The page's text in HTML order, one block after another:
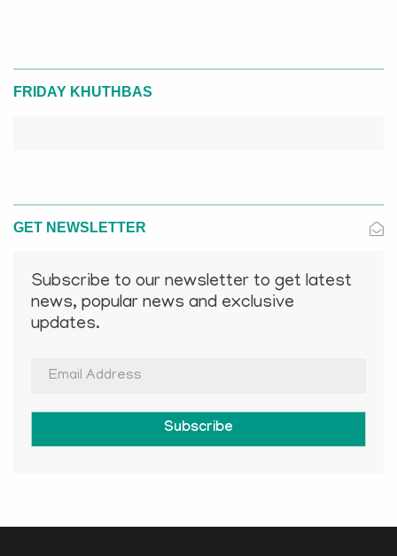
FRIDAY KHUTHBAS
GET NEWSLETTER
Subscribe to our newsletter to get latest
news, popular news and exclusive
updates.
Subscribe